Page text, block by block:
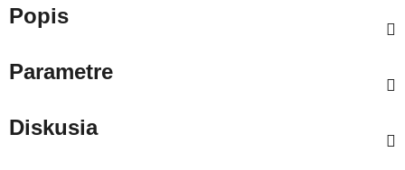
Popis
Parametre
Diskusia